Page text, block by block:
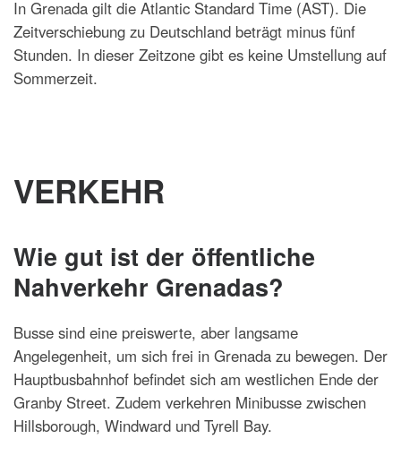
In Grenada gilt die Atlantic Standard Time (AST). Die
Zeitverschiebung zu Deutschland beträgt minus fünf
Stunden. In dieser Zeitzone gibt es keine Umstellung auf
Sommerzeit.
VERKEHR
Wie gut ist der öffentliche
Nahverkehr Grenadas?
Busse sind eine preiswerte, aber langsame
Angelegenheit, um sich frei in Grenada zu bewegen. Der
Hauptbusbahnhof befindet sich am westlichen Ende der
Granby Street. Zudem verkehren Minibusse zwischen
Hillsborough, Windward und Tyrell Bay.